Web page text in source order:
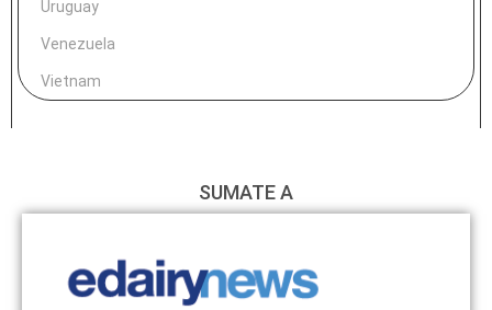
Uruguay
Venezuela
Vietnam
SUMATE A